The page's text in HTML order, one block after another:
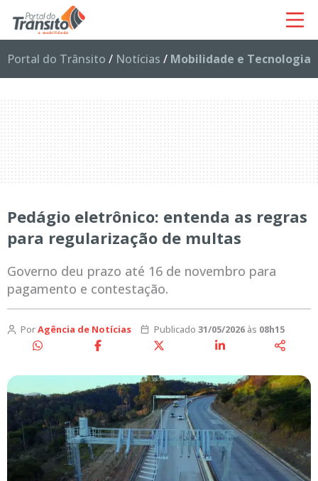
Portal do Trânsito / Notícias / Mobilidade e Tecnologia
Pedágio eletrônico: entenda as regras
para regularização de multas
Governo deu prazo até 16 de novembro para
pagamento e contestação.
PorAgência de Notícias Publicado 31/05/2026às 08h15